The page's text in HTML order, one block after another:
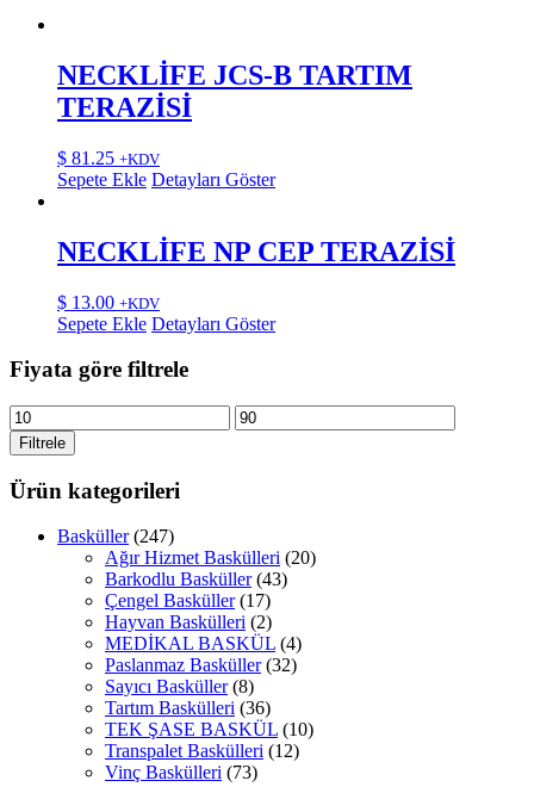
NECKLİFE JCS-B TARTIM
TERAZİSİ
$ 81.25 +KDV
Sepete Ekle Detayları Göster
NECKLİFE NP CEP TERAZİSİ
$ 13.00 +KDV
Sepete Ekle Detayları Göster
Fiyata göre filtrele
En
düşük
fiyat
En
yüksek
Filtrele
Ürün kategorileri
Basküller (247)
Ağır Hizmet Baskülleri (20)
Barkodlu Basküller (43)
Çengel Basküller (17)
Hayvan Baskülleri (2)
MEDİKAL BASKÜL (4)
Paslanmaz Basküller (32)
Sayıcı Basküller (8)
Tartım Baskülleri (36)
TEK ŞASE BASKÜL (10)
Transpalet Baskülleri (12)
Vinç Baskülleri (73)